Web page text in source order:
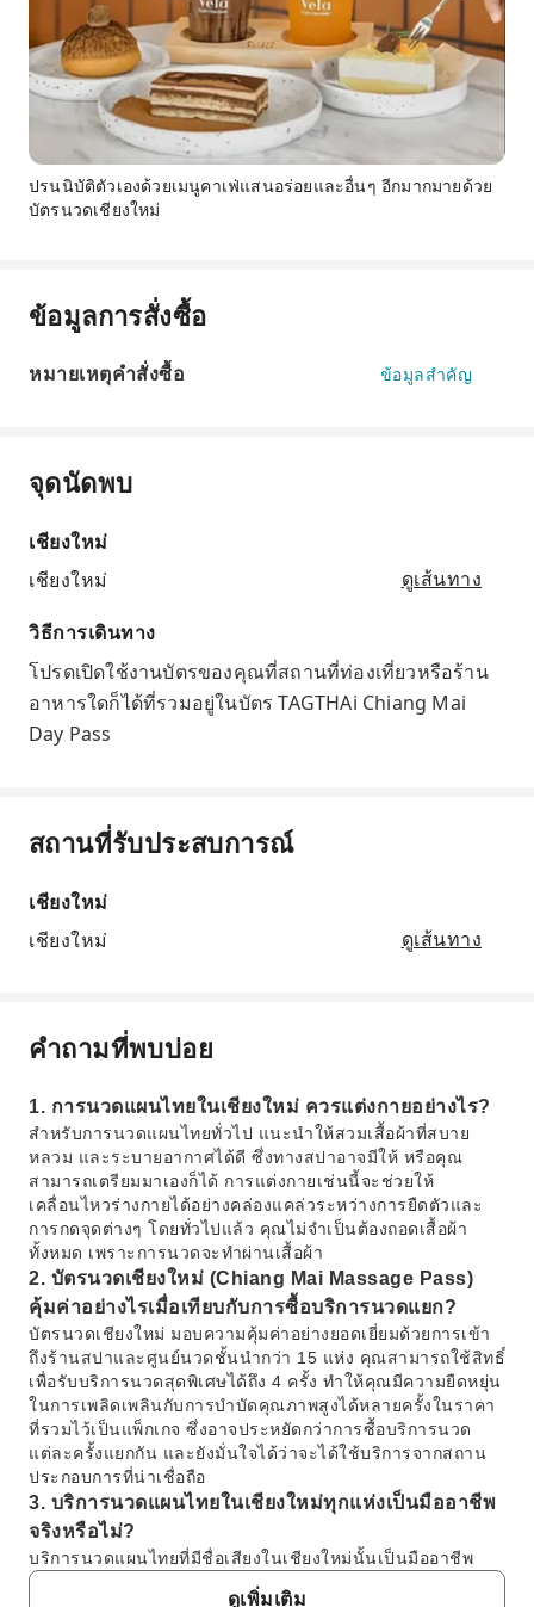
ปรนนิบัติตัวเองด้วยเมนูคาเฟ่แสนอร่อยและอื่นๆ อีกมากมายด้วย
บัตรนวดเชียงใหม่
ข้อมูลการสั่งซื้อ
หมายเหตุคำสั่งซื้อ ข้อมูลสำคัญ
จุดนัดพบ
เชียงใหม่
เชียงใหม่
ดูเส้นทาง
วิธีการเดินทาง
โปรดเปิดใช้งานบัตรของคุณที่สถานที่ท่องเที่ยวหรือร้าน
อาหารใดก็ได้ที่รวมอยู่ในบัตร TAGTHAi Chiang Mai
Day Pass
สถานที่รับประสบการณ์
เชียงใหม่
เชียงใหม่
ดูเส้นทาง
คำถามที่พบบ่อย
1. การนวดแผนไทยในเชียงใหม่ ควรแต่งกายอย่างไร?
สำหรับการนวดแผนไทยทั่วไป แนะนำให้สวมเสื้อผ้าที่สบาย
หลวม และระบายอากาศได้ดี ซึ่งทางสปาอาจมีให้ หรือคุณ
สามารถเตรียมมาเองก็ได้ การแต่งกายเช่นนี้จะช่วยให้
เคลื่อนไหวร่างกายได้อย่างคล่องแคล่วระหว่างการยืดตัวและ
การกดจุดต่างๆ โดยทั่วไปแล้ว คุณไม่จำเป็นต้องถอดเสื้อผ้า
ทั้งหมด เพราะการนวดจะทำผ่านเสื้อผ้า
2. บัตรนวดเชียงใหม่ (Chiang Mai Massage Pass)
คุ้มค่าอย่างไรเมื่อเทียบกับการซื้อบริการนวดแยก?
บัตรนวดเชียงใหม่ มอบความคุ้มค่าอย่างยอดเยี่ยมด้วยการเข้า
ถึงร้านสปาและศูนย์นวดชั้นนำกว่า 15 แห่ง คุณสามารถใช้สิทธิ์
เพื่อรับบริการนวดสุดพิเศษได้ถึง 4 ครั้ง ทำให้คุณมีความยืดหยุ่น
ในการเพลิดเพลินกับการบำบัดคุณภาพสูงได้หลายครั้งในราคา
ที่รวมไว้เป็นแพ็กเกจ ซึ่งอาจประหยัดกว่าการซื้อบริการนวด
แต่ละครั้งแยกกัน และยังมั่นใจได้ว่าจะได้ใช้บริการจากสถาน
ประกอบการที่น่าเชื่อถือ
3. บริการนวดแผนไทยในเชียงใหม่ทุกแห่งเป็นมืออาชีพ
จริงหรือไม่?
บริการนวดแผนไทยที่มีชื่อเสียงในเชียงใหม่นั้นเป็นมืออาชีพ
อย่างแท้จริง โดยมุ่งเน้นเทคนิคการบำบัด การผ่อนคลาย และ
ดูเพิ่มเติม